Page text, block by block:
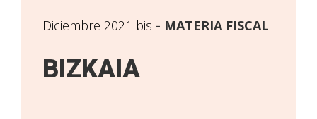
Diciembre 2021 bis MATERIA FISCAL
BIZKAIA